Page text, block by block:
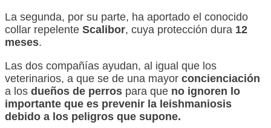
La segunda, por su parte, ha aportado el conocido
collar repelente Scalibor, cuya protección dura 12
meses.
Las dos compañías ayudan, al igual que los
veterinarios, a que se de una mayor concienciación
a los dueños de perros para que no ignoren lo
importante que es prevenir la leishmaniosis
debido a los peligros que supone.